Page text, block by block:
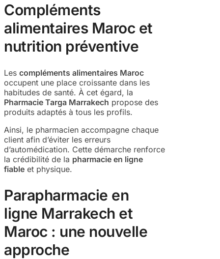
Compléments
alimentaires Maroc et
nutrition préventive
Les compléments alimentaires Maroc
occupent une place croissante dans les
habitudes de santé. À cet égard, la
Pharmacie Targa Marrakech propose des
produits adaptés à tous les profils.
Ainsi, le pharmacien accompagne chaque
client afin d’éviter les erreurs
d’automédication. Cette démarche renforce
la crédibilité de la pharmacie en ligne
fiable et physique.
Parapharmacie en
ligne Marrakech et
Maroc : une nouvelle
approche